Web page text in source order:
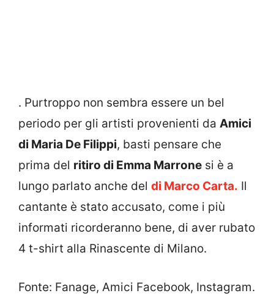
. Purtroppo non sembra essere un bel
periodo per gli artisti provenienti da Amici
di Maria De Filippi, basti pensare che
prima del ritiro di Emma Marrone si è a
lungo parlato anche del di Marco Carta. Il
cantante è stato accusato, come i più
informati ricorderanno bene, di aver rubato
4 t-shirt alla Rinascente di Milano.
Fonte: Fanage, Amici Facebook, Instagram.